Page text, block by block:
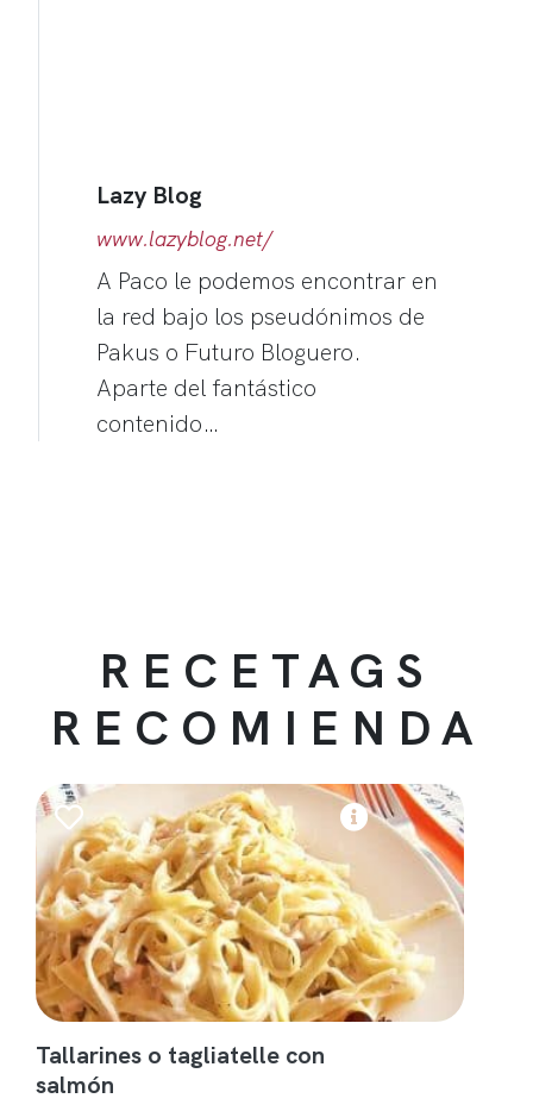
Lazy Blog
www.lazyblog.net/
A Paco le podemos encontrar en
la red bajo los pseudónimos de
Pakus o Futuro Bloguero.
Aparte del fantástico
contenido…
RECETAGS
RECOMIENDA
Tallarines o tagliatelle con
salmón